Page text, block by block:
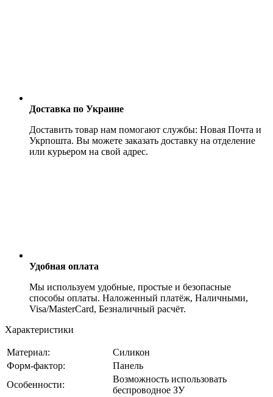
Доставка по Украине
Доставить товар нам помогают службы: Новая Почта и
Укрпошта. Вы можете заказать доставку на отделение
или курьером на свой адрес.
Удобная оплата
Мы используем удобные, простые и безопасные
способы оплаты. Наложенный платёж, Наличными,
Visa/MasterCard, Безналичный расчёт.
Характеристики
Материал:
Силикон
Форм-фактор:
Панель
Особенности:
Возможность использовать
беспроводное ЗУ